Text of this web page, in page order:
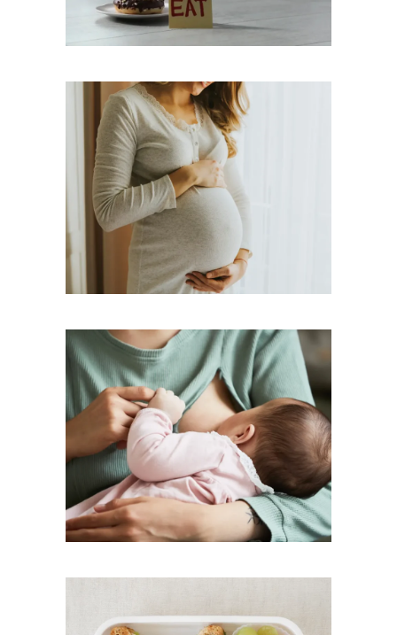
Διατροφικές Διαταραχές
Εγκυμοσύνη
Θηλασμός